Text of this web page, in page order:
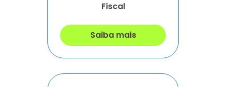
Fiscal
Saiba mais